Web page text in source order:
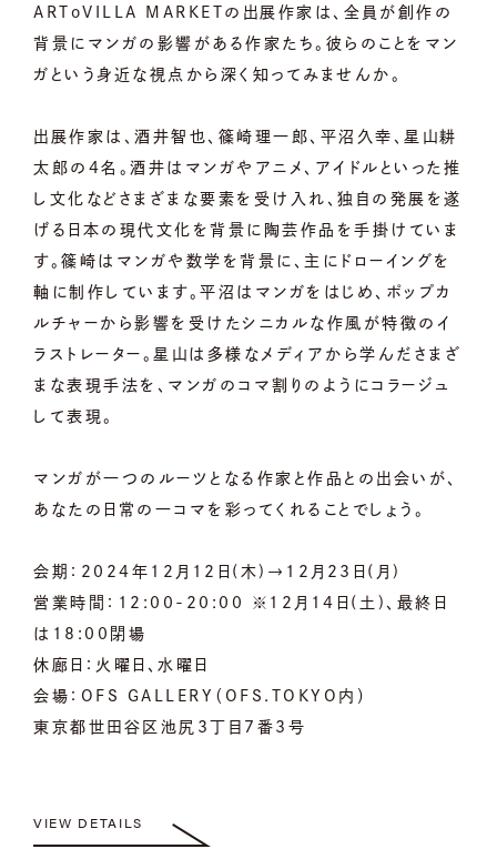
ARToVILLA MARKETの出展作家は、全員が創作の
背景にマンガの影響がある作家たち。彼らのことをマン
ガという身近な視点から深く知ってみませんか。
出展作家は、酒井智也、篠崎理一郎、平沼久幸、星山耕
太郎の4名。酒井はマンガやアニメ、アイドルといった推
し文化などさまざまな要素を受け入れ、独自の発展を遂
げる日本の現代文化を背景に陶芸作品を手掛けていま
す。篠崎はマンガや数学を背景に、主にドローイングを
軸に制作しています。平沼はマンガをはじめ、ポップカ
ルチャーから影響を受けたシニカルな作風が特徴のイ
ラストレーター。星山は多様なメディアから学んださまざ
まな表現手法を、マンガのコマ割りのようにコラージュ
して表現。
マンガが一つのルーツとなる作家と作品との出会いが、
あなたの日常の一コマを彩ってくれることでしょう。
会期：2024年12月12日(木)→12月23日(月)
営業時間：12:00-20:00 ※12月14日(土)、最終日
は18:00閉場
休廊日：火曜日、水曜日
会場：OFS GALLERY（OFS.TOKYO内）
東京都世田谷区池尻3丁目7番3号
VIEW DETAILS